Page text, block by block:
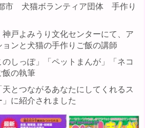
市 犬猫ボランティア団体 手作り
神戸よみうり文化センターにて、ア
ンと犬猫の手作りご飯の講師
のしっぽ」「ペットまんが」「ネコ
飯の執筆
天とつながるあなたにしてくれるス
に紹介されました